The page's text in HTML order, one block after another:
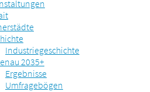
Industriegeschichte
2035+
Ergebnisse
Umfragebögen